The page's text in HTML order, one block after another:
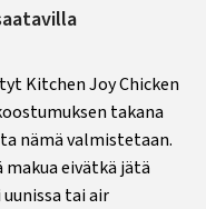
Kitchen Joy Chicken
takana
nämä valmistetaan.
eivätkä jätä
tai air